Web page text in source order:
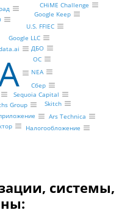
Google LLC
Group
Sequoia Capital
Сбер
NEA
U.S. FFIEC
ОС
ДБО
Google Keep
Skitch
Налогообложение
Ars Technica
CHiME Challenge
системы,